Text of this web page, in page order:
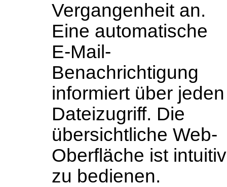
Vergangenheit an.
Eine automatische
E-Mail-
Benachrichtigung
informiert über jeden
Dateizugriff. Die
übersichtliche Web-
Oberfläche ist intuitiv
zu bedienen.